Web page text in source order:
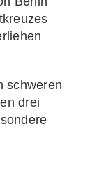
schwe­ren
drei